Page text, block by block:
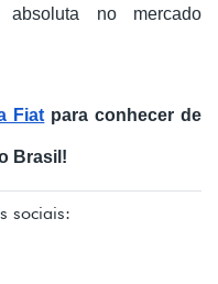
no mercado
Fiat para conhecer de
Brasil!
sociais: